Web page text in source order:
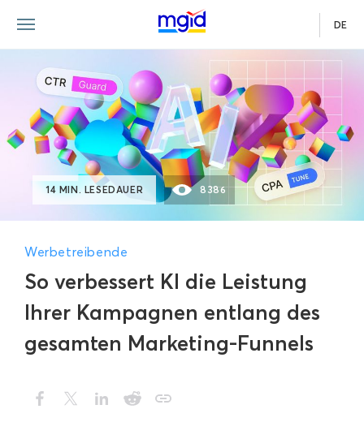
DE
So verbessert KI die Leistung
Ihrer Kampagnen entlang des
gesamten Marketing-Funnels
Werbetreibende
14 MIN. LESEDAUER 8386